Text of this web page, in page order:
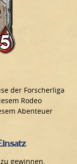
der Forscherliga
Rodeo
Abenteuer
gewinnen,